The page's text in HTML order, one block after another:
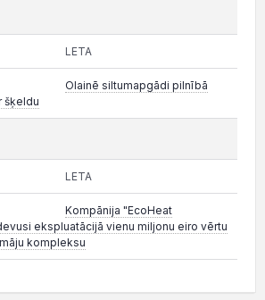
LETA
Olainē siltumapgādi pilnībā
šķeldu
LETA
Kompānija "EcoHeat
ekspluatācijā vienu miljonu eiro vērtu
kompleksu